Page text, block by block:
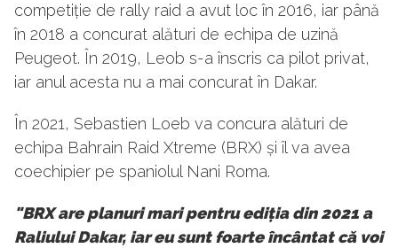
competiție de rally raid a avut loc în 2016, iar până
în 2018 a concurat alături de echipa de uzină
Peugeot. În 2019, Leob s-a înscris ca pilot privat,
iar anul acesta nu a mai concurat în Dakar.
În 2021, Sebastien Loeb va concura alături de
echipa Bahrain Raid Xtreme (BRX) și îl va avea
coechipier pe spaniolul Nani Roma.
"BRX are planuri mari pentru ediția din 2021 a
Raliului Dakar, iar eu sunt foarte încântat că voi